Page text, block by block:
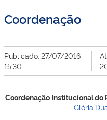
Coordenação
Publicado: 27/07/2016
15:30
Coordenação Institucional do
Glória